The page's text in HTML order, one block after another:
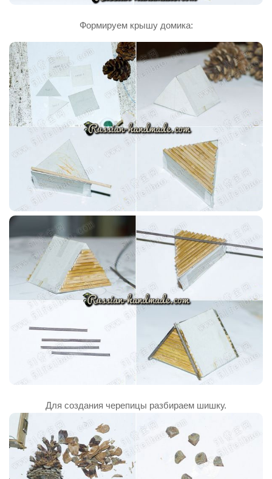
Формируем крышу домика:
Для создания черепицы разбираем шишку.